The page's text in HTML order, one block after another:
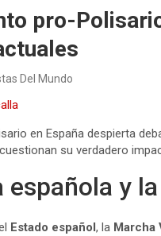
pro-
Del Mundo
en España despierta
su verdadero
española y
Estado español, la Marcha